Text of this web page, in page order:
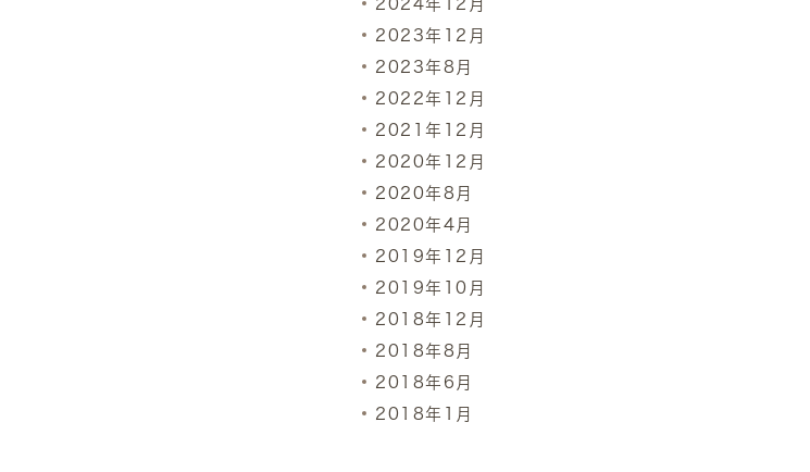
2024年12月
2023年12月
2023年8月
2022年12月
2021年12月
2020年12月
2020年8月
2020年4月
2019年12月
2019年10月
2018年12月
2018年8月
2018年6月
2018年1月